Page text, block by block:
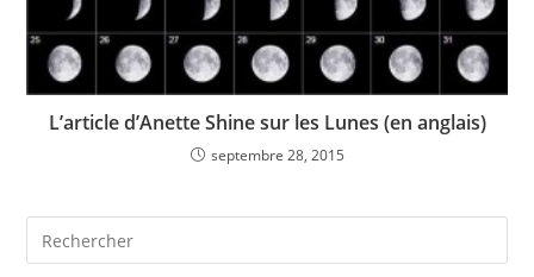
L’article d’Anette Shine sur les Lunes (en anglais)
septembre 28, 2015
Rechercher
sur